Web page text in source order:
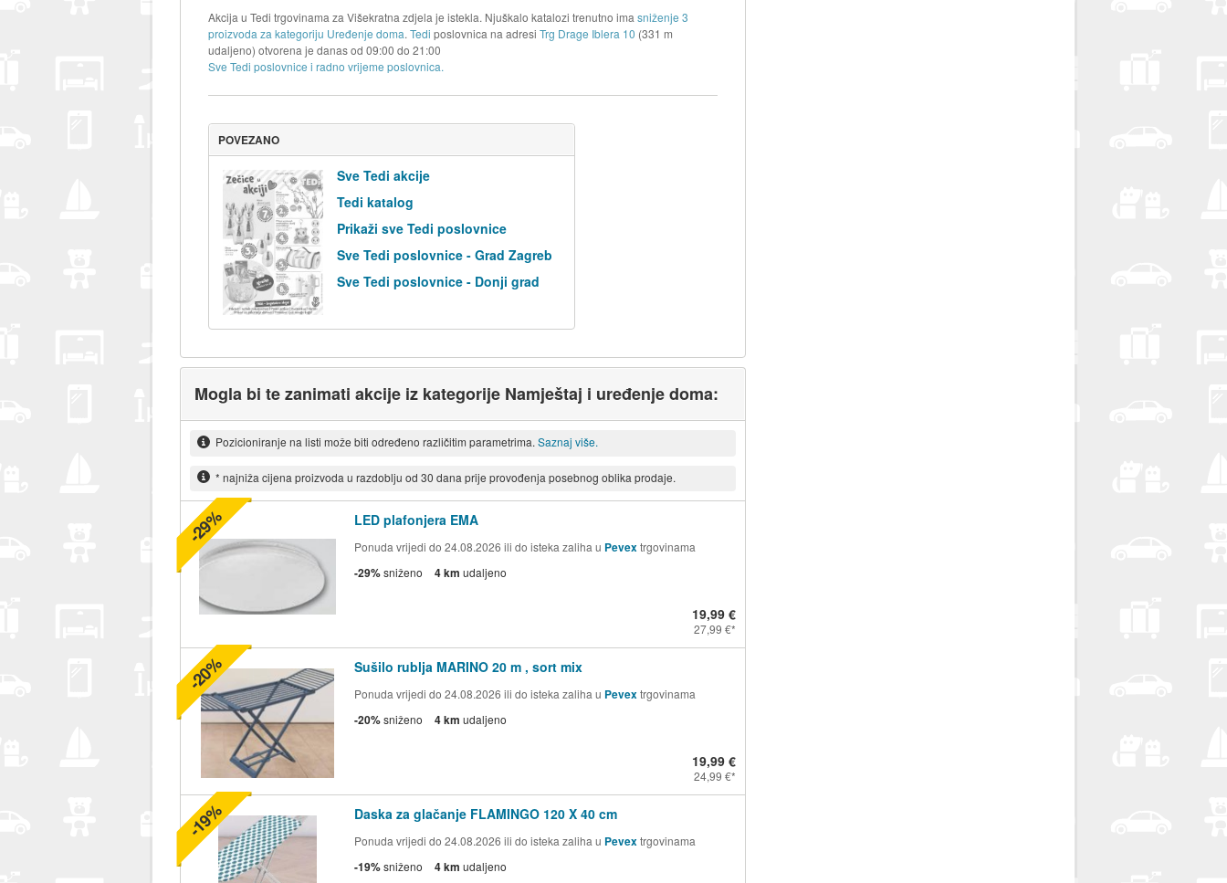
Akcija u Tedi trgovinama za Višekratna zdjela je istekla. Njuškalo katalozi trenutno ima sniženje 3
proizvoda za kategoriju Uređenje doma. Tedi poslovnica na adresi Trg Drage Iblera 10 (331 m
udaljeno) otvorena je danas od 09:00 do 21:00
Sve Tedi poslovnice i radno vrijeme poslovnica.
POVEZANO
Sve Tedi akcije
Tedi katalog
Prikaži sve Tedi poslovnice
Sve Tedi poslovnice - Grad Zagreb
Sve Tedi poslovnice - Donji grad
Mogla bi te zanimati akcije iz kategorije Namještaj i uređenje doma:
Pozicioniranje na listi može biti određeno različitim parametrima. Saznaj više.
* najniža cijena proizvoda u razdoblju od 30 dana prije provođenja posebnog oblika prodaje.
LED plafonjera EMA
Ponuda vrijedi do 24.08.2026 ili do isteka zaliha u Pevextrgovinama
-29%sniženo 4 km udaljeno
19,99 €
27,99 €
-29%
Sušilo rublja MARINO 20 m , sort mix
Ponuda vrijedi do 24.08.2026 ili do isteka zaliha u Pevextrgovinama
-20%sniženo 4 km udaljeno
19,99 €
24,99 €
-20%
Daska za glačanje FLAMINGO 120 X 40 cm
Ponuda vrijedi do 24.08.2026 ili do isteka zaliha u Pevextrgovinama
-19%sniženo 4 km udaljeno
-19%